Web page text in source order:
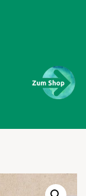
Kontakt